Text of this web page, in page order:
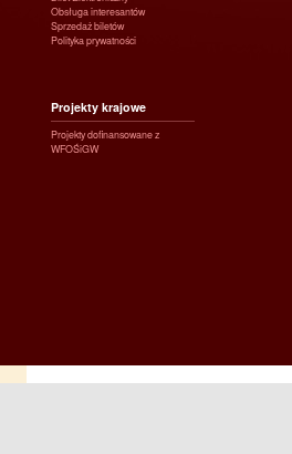
Obsługa interesantów
Sprzedaż biletów
Polityka prywatności
Projekty krajowe
Projekty dofinansowane z
WFOŚiGW